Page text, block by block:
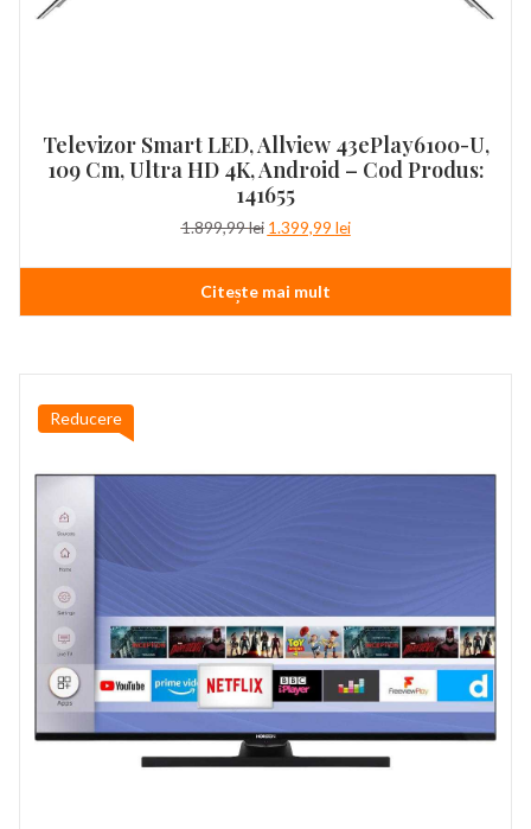
Televizor Smart LED, Allview 43ePlay6100-U,
109 Cm, Ultra HD 4K, Android – Cod Produs:
141655
1.899,99lei Prețul
a
fost:
1.899,99 lei.
1.399,99 leiPrețul
este:
Citește mai mult
Reducere